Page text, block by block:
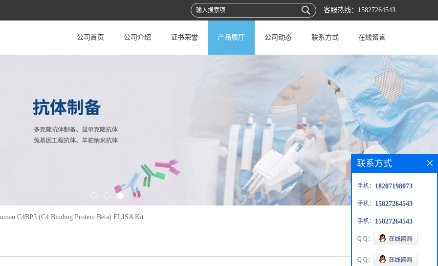
客服热线： 15827264543
公司首页 公司介绍 证书荣誉 产品展厅 公司动态 联系方式 在线留言
C4BPβ (C4 Binding Protein Beta) ELISA Kit
联系方式
手机： 18207198073
手机： 15827264543
手机： 15827264543
Q Q：
Q Q：